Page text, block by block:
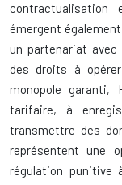
émergent
un partenariat avec
des droits à
monopole garanti,
tarifaire, à
transmettre des
représentent une
régulation punitive